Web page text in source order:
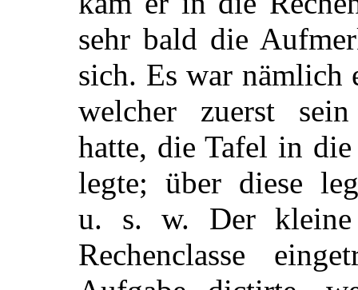
sehr bald die
sich. Es war nämlich
welcher zuerst sein
hatte, die Tafel in
legte; über diese
u. s. w. Der
Rechenclasse